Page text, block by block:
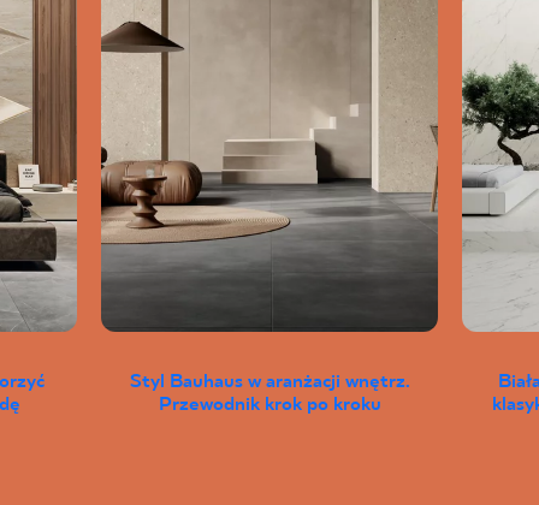
Styl Bauhaus w aranżacji wnętrz.
Przewodnik krok po kroku